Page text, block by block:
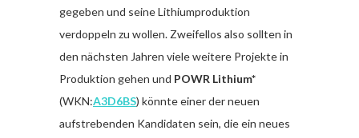
gegeben und seine Lithiumproduktion
verdoppeln zu wollen. Zweifellos also sollten in
den nächsten Jahren viele weitere Projekte in
Produktion gehen und POWR Lithium*
(WKN:A3D6BS) könnte einer der neuen
aufstrebenden Kandidaten sein, die ein neues